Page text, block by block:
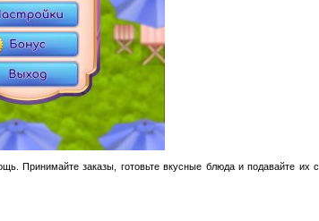
Принимайте заказы, готовьте вкусные блюда и подавайте их с